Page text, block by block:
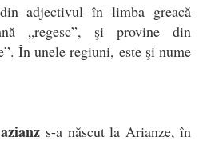
adjectivul în limba greacă
„regesc”, şi provine din
În unele regiuni, este şi nume
s-a născut la Arianze, în